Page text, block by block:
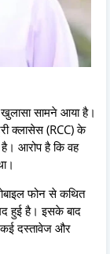
सामने आया है।
क्लासेस (RCC) के
है। आरोप है कि वह
फोन से कथित
हुई है। इसके बाद
कई दस्तावेज और